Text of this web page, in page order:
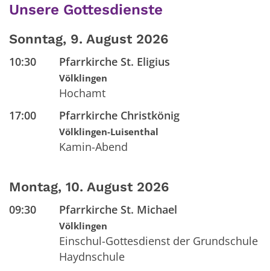
Unsere Gottesdienste
Sonntag, 9. August 2026
10:30 Pfarrkirche St. Eligius
Völklingen
Hochamt
17:00
Pfarrkirche Christkönig
Völklingen-Luisenthal
Kamin-Abend
Montag, 10. August 2026
09:30 Pfarrkirche St. Michael
Völklingen
Einschul-Gottesdienst der Grundschule
Haydnschule